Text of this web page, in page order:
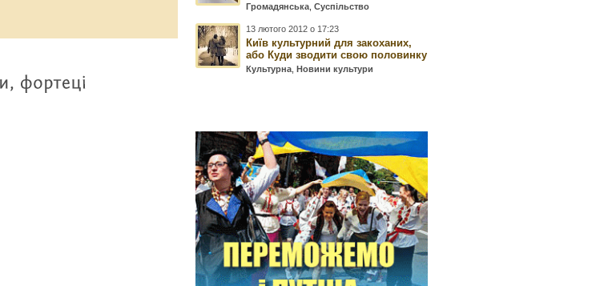
Громадянська ,Суспільство
13 лютого 2012 о 17:23
Київ культурний для закоханих,
або Куди зводити свою половинку
Культурна Новини культури